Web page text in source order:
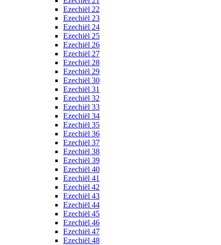
Ezechiël 22
Ezechiël 23
Ezechiël 24
Ezechiël 25
Ezechiël 26
Ezechiël 27
Ezechiël 28
Ezechiël 29
Ezechiël 30
Ezechiël 31
Ezechiël 32
Ezechiël 33
Ezechiël 34
Ezechiël 35
Ezechiël 36
Ezechiël 37
Ezechiël 38
Ezechiël 39
Ezechiël 40
Ezechiël 41
Ezechiël 42
Ezechiël 43
Ezechiël 44
Ezechiël 45
Ezechiël 46
Ezechiël 47
Ezechiël 48